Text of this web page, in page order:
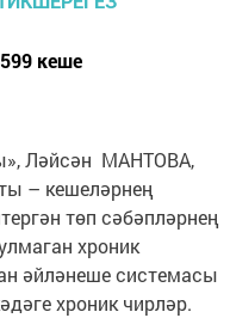
кеше
Ләйсән МАНТОВА,
– кешеләрнең
төп сәбәпләрнең
хроник
әйләнеше сис­темасы
хроник чирләр.